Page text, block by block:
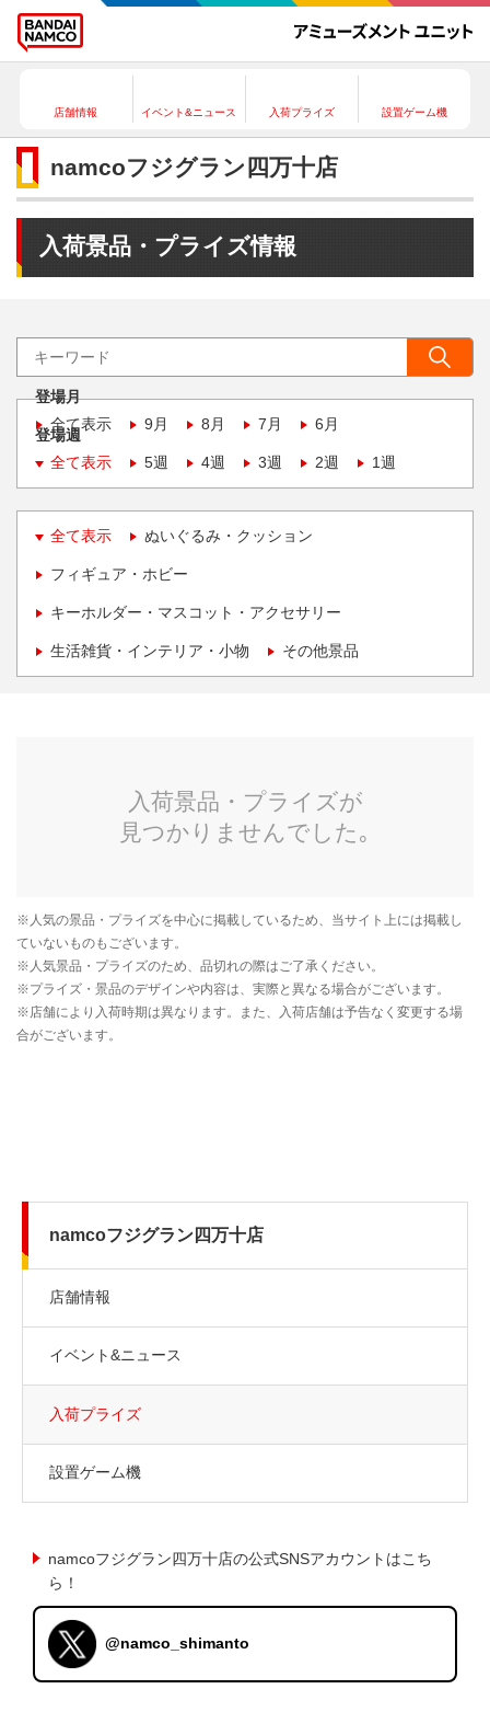
店舗情報 イベント&ニュース 入荷プライズ 設置ゲーム機
namcoフジグラン四万十店
入荷景品・プライズ情報
登場月
全て表示
9月 8月 7月 6月
登場週
全て表示
5週 4週 3週 2週 1週
全て表示 ぬいぐるみ・クッション
フィギュア・ホビー
キーホルダー・マスコット・アクセサリー
生活雑貨・インテリア・小物 その他景品
namcoフジグラン四万十店
店舗情報
イベント&ニュース
入荷プライズ
設置ゲーム機
namcoフジグラン四万十店の公式SNSアカウントはこち
ら！
@namco_shimanto